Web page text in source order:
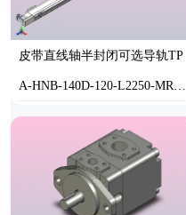
皮带直线轴半封闭可选导轨TP
A-HNB-140D-120-L2250-MR-C
-P40-N3
STEP